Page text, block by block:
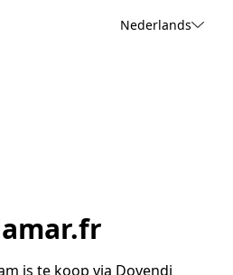
Nederlands
is te koop via Dovendi